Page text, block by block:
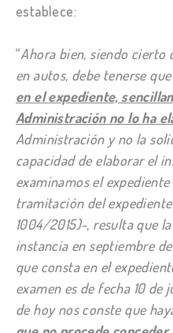
establece:
“Ahora bien, siendo
en autos, debe tenerse
en el expediente,
Administración no lo ha
Administración y no la
capacidad de elaborar el
examinamos el
tramitación del expediente
1004/2015)-, resulta que
instancia en septiembre
que consta en el
examen es de fecha 10
de hoy nos conste que